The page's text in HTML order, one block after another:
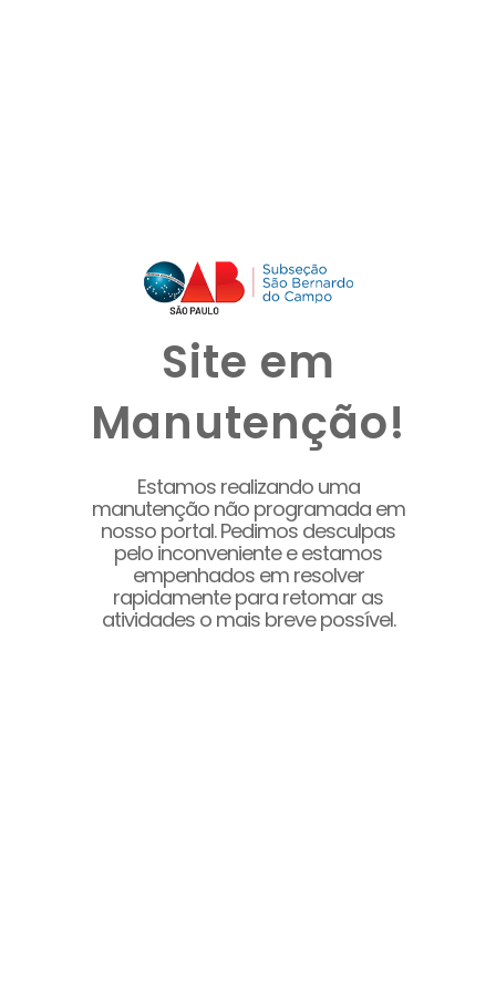
Site em
Manutenção!
Estamos realizando uma
manutenção não programada em
nosso portal. Pedimos desculpas
pelo inconveniente e estamos
empenhados em resolver
rapidamente para retomar as
atividades o mais breve possível.